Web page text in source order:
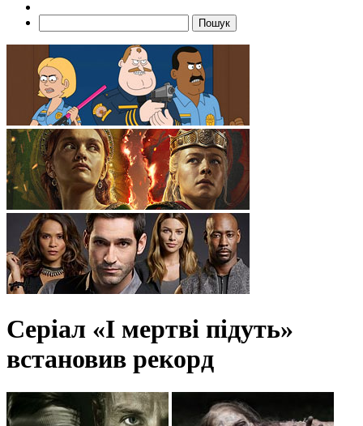
Пошук
Серіал «І мертві підуть»
встановив рекорд